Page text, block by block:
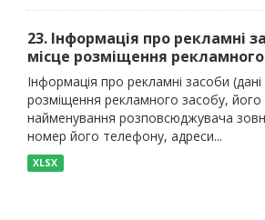
23. Інформація про рекламні
місце розміщення рекламного
Інформація про рекламні засоби
розміщення рекламного засобу, його
найменування розповсюджувача
номер його телефону, адреси...
XLSX